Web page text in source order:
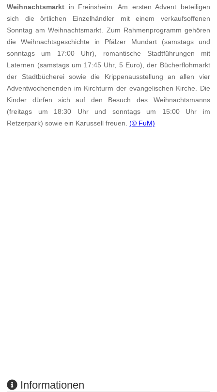
Weihnachtsmarkt in Freinsheim. Am ersten Advent beteiligen
sich die örtlichen Einzelhändler mit einem verkaufsoffenen
Sonntag am Weihnachtsmarkt. Zum Rahmenprogramm gehören
die Weihnachtsgeschichte in Pfälzer Mundart (samstags und
sonntags um 17:00 Uhr), romantische Stadtführungen mit
Laternen (samstags um 17:45 Uhr, 5 Euro), der Bücherflohmarkt
der Stadtbücherei sowie die Krippenausstellung an allen vier
Adventwochenenden im Kirchturm der evangelischen Kirche. Die
Kinder dürfen sich auf den Besuch des Weihnachtsmanns
(freitags um 18:30 Uhr und sonntags um 15:00 Uhr im
Retzerpark) sowie ein Karussell freuen.(© FuM)
Informationen